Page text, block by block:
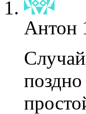
Антон
поздно